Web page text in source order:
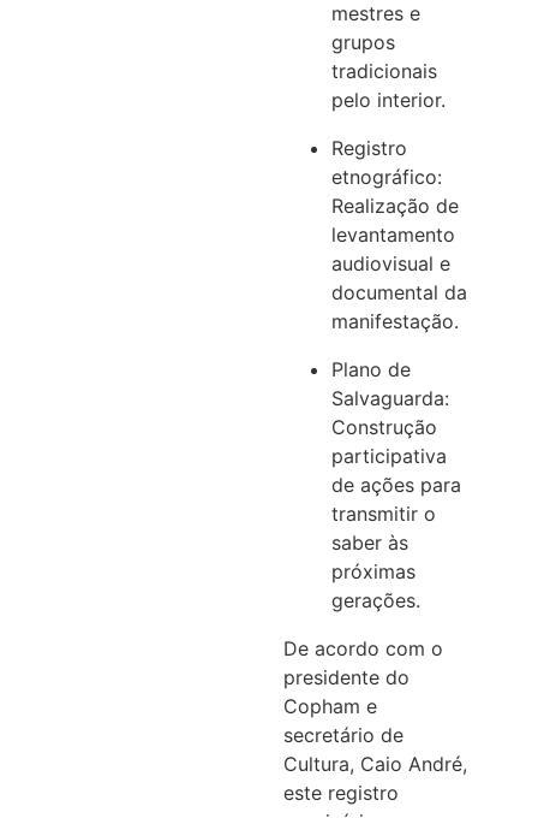
mestres e
grupos
tradicionais
pelo interior.
Registro
etnográfico:
Realização de
levantamento
audiovisual e
documental da
manifestação.
Plano de
Salvaguarda:
Construção
participativa
de ações para
transmitir o
saber às
próximas
gerações.
De acordo com o
presidente do
Copham e
secretário de
Cultura, Caio André,
este registro